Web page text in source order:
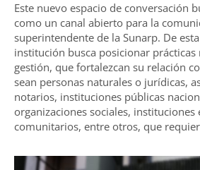
Este nuevo espacio de conversación
como un canal abierto para la
superintendente de la Sunarp. De
institución busca posicionar prácticas
gestión, que fortalezcan su relación
sean personas naturales o jurídicas,
notarios, instituciones públicas
organizaciones sociales, instituciones
comunitarios, entre otros, que